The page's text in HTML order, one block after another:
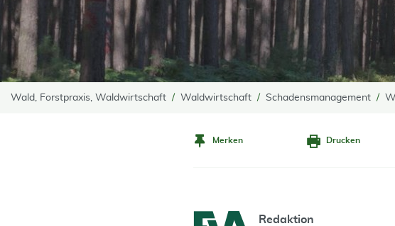
Wald, Forstpraxis, Waldwirtschaft Waldwirtschaft Schadensmanagement
Merken Drucken
Redaktion